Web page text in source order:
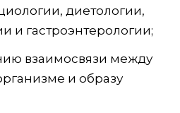
диетологии,
и гастроэнтерологии;
взаимосвязи между
и образу